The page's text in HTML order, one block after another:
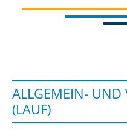
ALLGEMEIN- UND
(LAUF)